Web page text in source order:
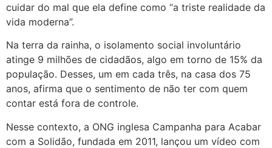
cuidar do mal que ela define como “a triste realidade da
vida moderna”.
Na terra da rainha, o isolamento social involuntário
atinge 9 milhões de cidadãos, algo em torno de 15% da
população. Desses, um em cada três, na casa dos 75
anos, afirma que o sentimento de não ter com quem
contar está fora de controle.
Nesse contexto, a ONG inglesa Campanha para Acabar
com a Solidão, fundada em 2011, lançou um vídeo com